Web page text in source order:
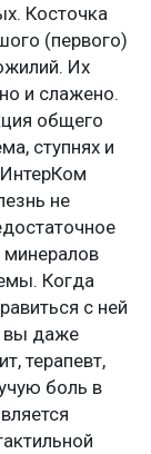
Косточка
(первого)
Их
и слажено.
общего
ступнях и
не
минералов
Когда
с ней
вы даже
терапевт,
боль в